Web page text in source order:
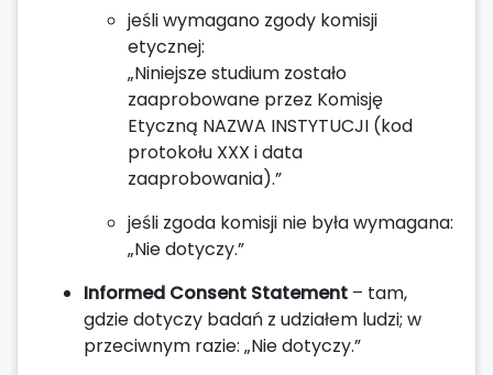
jeśli wymagano zgody komisji
etycznej:
„Niniejsze studium zostało
zaaprobowane przez Komisję
Etyczną NAZWA INSTYTUCJI (kod
protokołu XXX i data
zaaprobowania).”
jeśli zgoda komisji nie była wymagana:
„Nie dotyczy.”
Informed Consent Statement – tam,
gdzie dotyczy badań z udziałem ludzi; w
przeciwnym razie: „Nie dotyczy.”